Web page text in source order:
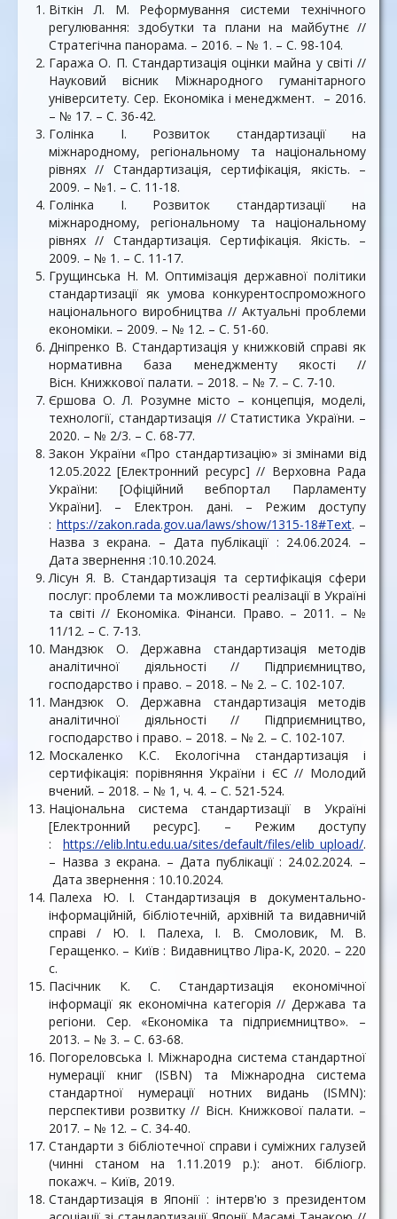
Віткін Л. М. Реформування системи технічного
регулювання: здобутки та плани на майбутнє //
Стратегічна панорама. – 2016. – № 1. – С. 98-104.
Гаража О. П. Стандартизація оцінки майна у світі //
Науковий вісник Міжнародного гуманітарного
університету. Сер. Економіка і менеджмент. – 2016.
– № 17. – С. 36-42.
Голінка І. Розвиток стандартизації на
міжнародному, регіональному та національному
рівнях // Стандартизація, сертифікація, якість. –
2009. – №1. – С. 11-18.
Голінка І. Розвиток стандартизації на
міжнародному, регіональному та національному
рівнях // Стандартизація. Сертифікація. Якість. –
2009. – № 1. – С. 11-17.
Грущинська Н. М. Оптимізація державної політики
стандартизації як умова конкурентоспроможного
національного виробництва // Актуальні проблеми
економіки. – 2009. – № 12. – С. 51-60.
Дніпренко В. Стандартизація у книжковій справі як
нормативна база менеджменту якості //
Вісн. Книжкової палати. – 2018. – № 7. – С. 7-10.
Єршова О. Л. Розумне місто – концепція, моделі,
технології, стандартизація // Статистика України. –
2020. – № 2/3. – С. 68-77.
Закон України «Про стандартизацію» зі змінами від
12.05.2022 [Електронний ресурс] // Верховна Рада
України: [Офіційний вебпортал Парламенту
України]. – Електрон. дані. – Режим доступу
: https://zakon.rada.gov.ua/laws/show/1315-18#Text. –
Назва з екрана. – Дата публікації : 24.06.2024. –
Дата звернення :10.10.2024.
Лісун Я. В. Стандартизація та сертифікація сфери
послуг: проблеми та можливості реалізації в Україні
та світі // Економіка. Фінанси. Право. – 2011. – №
11/12. – С. 7-13.
Мандзюк О. Державна стандартизація методів
аналітичної діяльності // Підприємництво,
господарство і право. – 2018. – № 2. – С. 102-107.
Мандзюк О. Державна стандартизація методів
аналітичної діяльності // Підприємництво,
господарство і право. – 2018. – № 2. – С. 102-107.
Москаленко К.С. Екологічна стандартизація і
сертифікація: порівняння України і ЄС // Молодий
вчений. – 2018. – № 1, ч. 4. – С. 521-524.
Національна система стандартизації в Україні
[Електронний ресурс]. – Режим доступу
: https://elib.lntu.edu.ua/sites/default/files/elib_upload/.
– Назва з екрана. – Дата публікації : 24.02.2024. –
Дата звернення : 10.10.2024.
Палеха Ю. І. Стандартизація в документально-
інформаційній, бібліотечній, архівній та видавничій
справі / Ю. І. Палеха, І. В. Смоловик, М. В.
Геращенко. – Київ : Видавництво Ліра-К, 2020. – 220
с.
Пасічник К. С. Стандартизація економічної
інформації як економічна категорія // Держава та
регіони. Сер. «Економіка та підприємництво». –
2013. – № 3. – С. 63-68.
Погореловська І. Міжнародна система стандартної
нумерації книг (ISBN) та Міжнародна система
стандартної нумерації нотних видань (ISMN):
перспективи розвитку // Вісн. Книжкової палати. –
2017. – № 12. – С. 34-40.
Стандарти з бібліотечної справи і суміжних галузей
(чинні станом на 1.11.2019 р.): анот. бібліогр.
покажч. – Київ, 2019.
Стандартизація в Японії : інтерв'ю з президентом